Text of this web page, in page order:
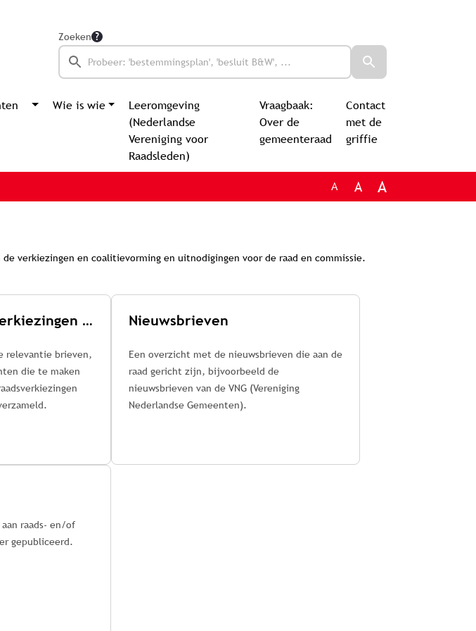
Zoeken
Wie is wie
Leeromgeving
(Nederlandse
Vereniging voor
Raadsleden)
Vraagbaak:
Over de
gemeenteraad
Contact
met de
griffie
A A A
verkiezingen en coalitievorming en uitnodigingen voor de raad en commissie.
Brieven rondom verkiezingen en coalitievorming
relevantie brieven,
die te maken
Nieuwsbrieven
Een overzicht met de nieuwsbrieven die aan de
raad gericht zijn, bijvoorbeeld de
nieuwsbrieven van de VNG (Vereniging
Nederlandse Gemeenten).
raads- en/of
gepubliceerd.